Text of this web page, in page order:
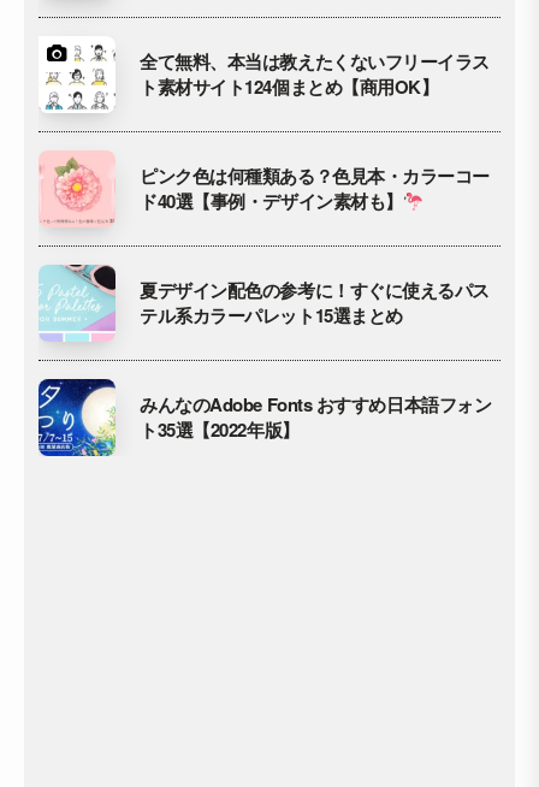
全て無料、本当は教えたくないフリーイラス
ト素材サイト124個まとめ【商用OK】
ピンク色は何種類ある？色見本・カラーコー
ド40選【事例・デザイン素材も】
夏デザイン配色の参考に！すぐに使えるパス
テル系カラーパレット15選まとめ
みんなのAdobe Fonts おすすめ日本語フォン
ト35選【2022年版】